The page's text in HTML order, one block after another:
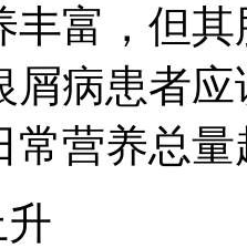
丰富，但
屑病患者
常营养总